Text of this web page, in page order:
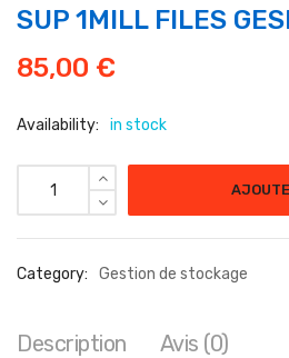
SUP 1MILL FILES
85,00 €
Availability: in stock
quantité de DEVL SRCH SVR
Category: Gestion de stockage
Description Avis (0)